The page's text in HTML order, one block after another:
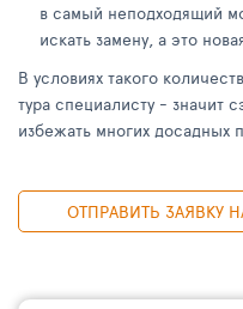
в самый неподходящий
искать замену, а это
В условиях такого
тура специалисту - значит
избежать многих досадных
ОТПРАВИТЬ ЗАЯВКУ